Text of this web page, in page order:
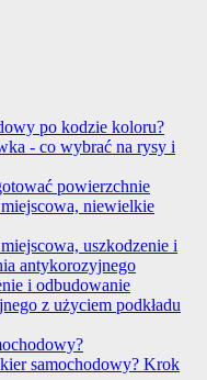
po kodzie koloru?
- co wybrać na rysy i
powierzchnie
niewielkie
uszkodzenie i
antykorozyjnego
i odbudowanie
z użyciem podkładu
samochodowy? Krok